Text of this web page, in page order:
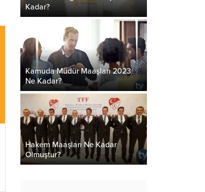
Kadar?
Kamuda Müdür Maaşları 2023
Ne Kadar?
Hakem Maaşları Ne Kadar
Olmuştur?